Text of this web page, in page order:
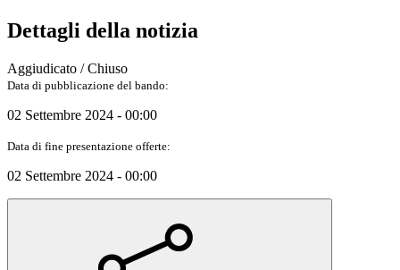
Dettagli della notizia
Aggiudicato / Chiuso
Data di pubblicazione del bando:
02 Settembre 2024 - 00:00
Data di fine presentazione offerte:
02 Settembre 2024 - 00:00